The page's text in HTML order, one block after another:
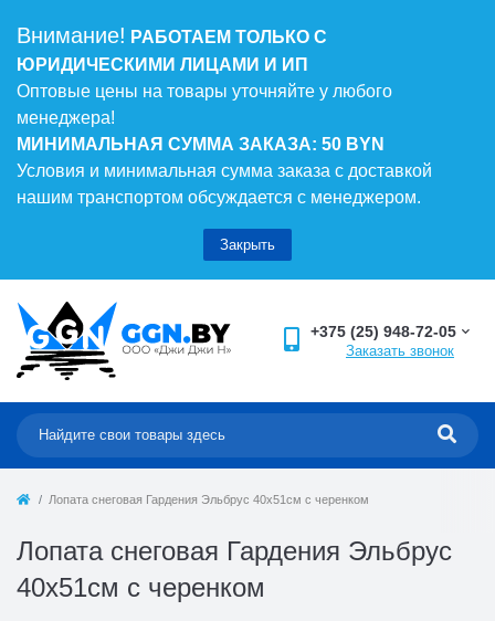
Внимание! РАБОТАЕМ ТОЛЬКО С
ЮРИДИЧЕСКИМИ ЛИЦАМИ И ИП
Оптовые цены на товары уточняйте у любого
менеджера!
МИНИМАЛЬНАЯ СУММА ЗАКАЗА: 50 BYN
Условия и минимальная сумма заказа с доставкой
нашим транспортом обсуждается с менеджером.
Закрыть
+375 (25) 948-72-05
Заказать звонок
Лопата снеговая Гардения Эльбрус 40х51см с черенком
Лопата снеговая Гардения Эльбрус
40х51см с черенком